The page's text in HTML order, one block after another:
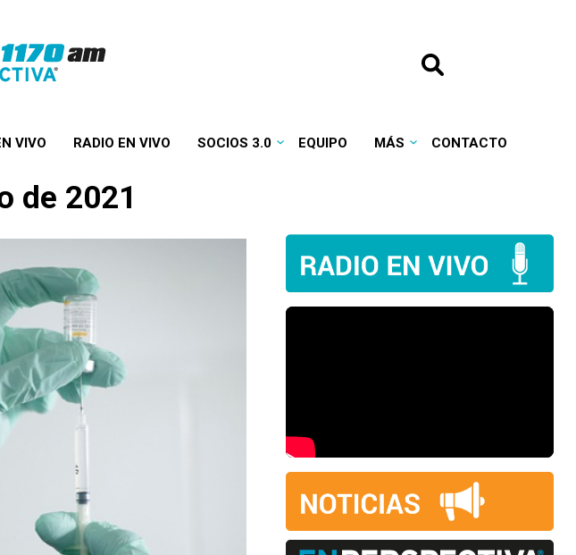
VIVO RADIO EN VIVO SOCIOS 3.0 EQUIPO MÁS CONTACTO
de 2021